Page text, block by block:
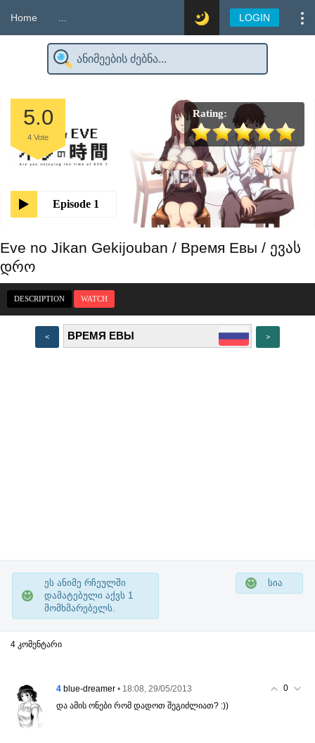
Home LOGIN
Episode 1
5.0
4 Vote
Rating:
Eve no Jikan Gekijouban / Время Евы / ევას
დრო
DESCRIPTION WATCH
< >
ეს ანიმე რჩეულში
დამატებული აქვს 1
მომხმარებელს.
სია
4 კომენტარი
0
4 blue-dreamer • 18:08, 29/05/2013
და ამის ონები რომ დადოთ შეგიძლიათ? :))